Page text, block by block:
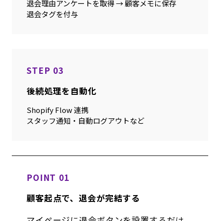
退会理由アンケートを取得 → 顧客メモに保存
退会タグを付与
STEP 03
後続処理を自動化
Shopify Flow 連携
スタッフ通知・自動ログアウトなど
POINT 01
顧客起点で、退会が完結する